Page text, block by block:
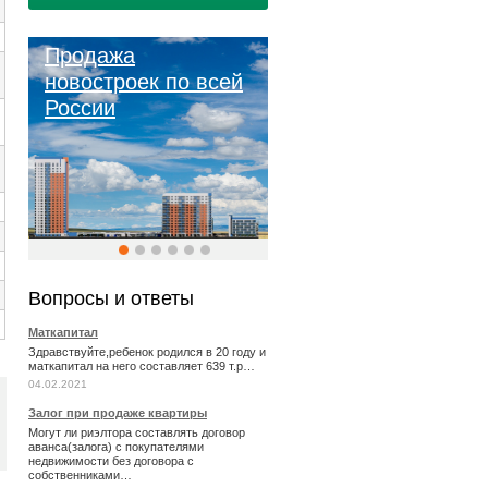
Продажа
новостроек по всей
России
Вопросы и ответы
Маткапитал
Здравствуйте,ребенок родился в 20 году и
маткапитал на него составляет 639 т.р…
04.02.2021
Залог при продаже квартиры
Могут ли риэлтора составлять договор
аванса(залога) с покупателями
недвижимости без договора с
собственниками…